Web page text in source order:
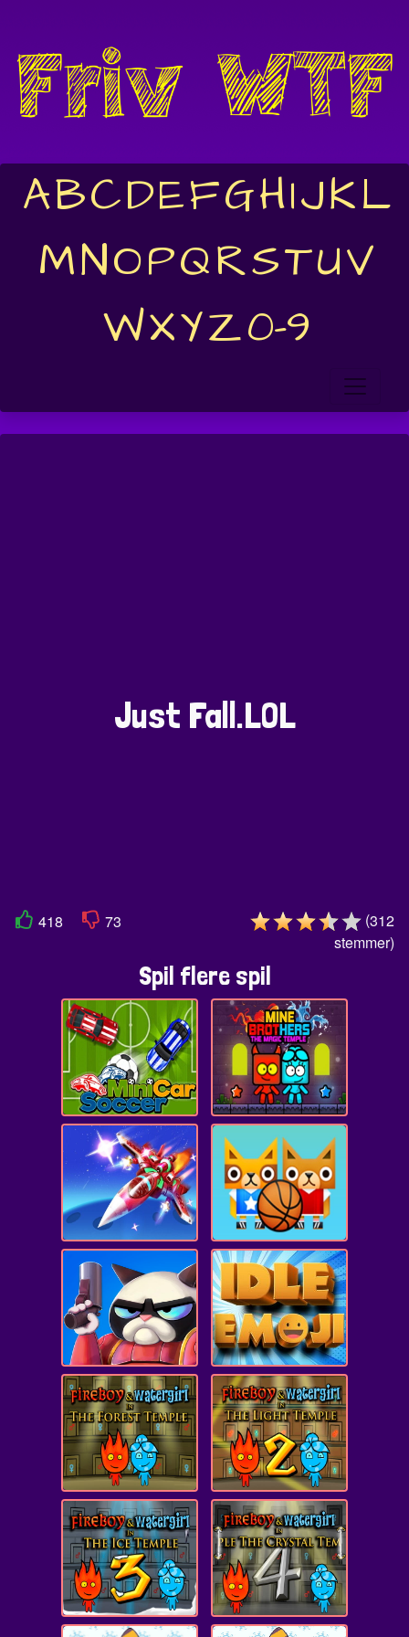
ABCDEFGHIJKL
MNOPQRSTUV
WXYZ0-9
Just Fall.LOL
418 73 (312
stemmer)
Spil flere spil